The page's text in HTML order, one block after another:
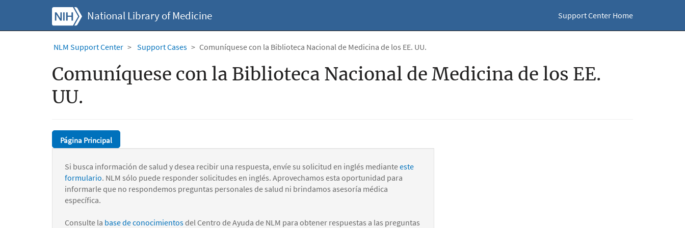
National Library of Medicine Support Center Home
NLM Support Center Support Cases Comuníquese con la Biblioteca Nacional de Medicina de los EE. UU.
Comuníquese con la Biblioteca Nacional de Medicina de los EE.
UU.
Página Principal
Si busca información de salud y desea recibir una respuesta, envíe su solicitud en inglés medianteeste
formulario. NLM sólo puede responder solicitudes en inglés. Aprovechamos esta oportunidad para
informarle que no respondemos preguntas personales de salud ni brindamos asesoría médica
específica.
Consulte la base de conocimientosdel Centro de Ayuda de NLM para obtener respuestas a las preguntas